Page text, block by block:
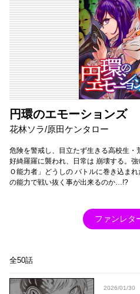
円環のエモーションズ
花林ソラ/原田ケンタロー
危険を警戒し、目立たず生きる高校生・
好綺羅羅に襲われ、日常は 崩壊する。
Ｏ能力者」どうしの バトルに巻き込ま
の能力で戦い抜く事が出来るのか…!?
ファンレタ
全50話
2026/01/30